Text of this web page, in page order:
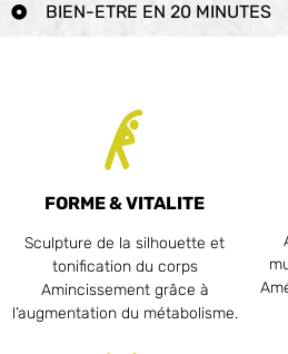
BIEN-ETRE EN 20 MINUTES
FORME & VITALITE
Sculpture de la silhouette et
tonification du corps
Amincissement grâce à
l’augmentation du métabolisme.